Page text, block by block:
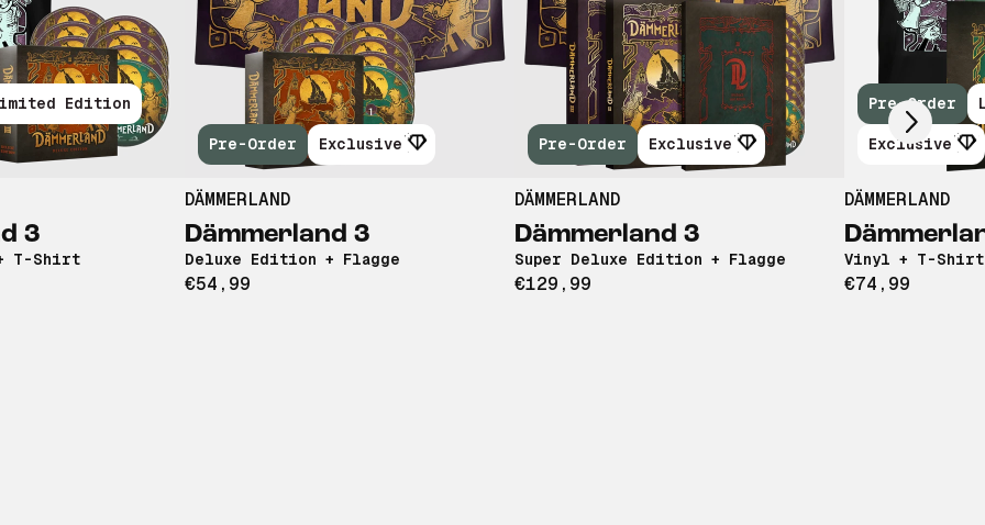
Edition
3
T-Shirt
Pre-Order Exclusive
DÄMMERLAND
Dämmerland 3
Deluxe Edition + Flagge
€54,99
Pre-Order Exclusive
DÄMMERLAND
Dämmerland 3
Super Deluxe Edition + Flagge
€129,99
Pre-Order
Exclusive
DÄMMERLAND
Vinyl + T-Shirt
€74,99
Scroll right